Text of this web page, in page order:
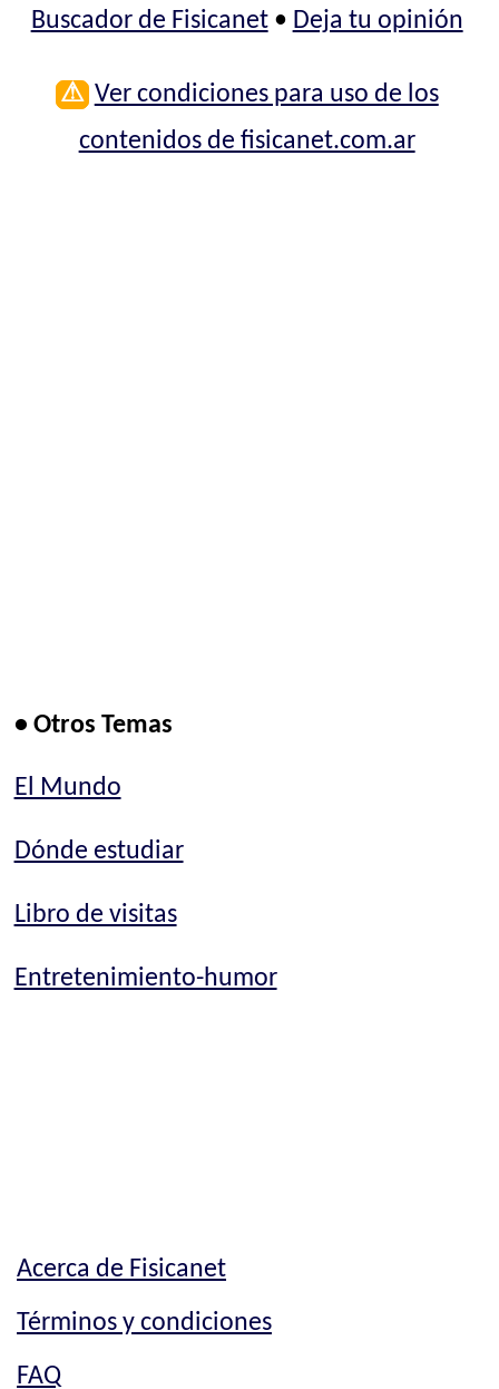
Buscador de Fisicanet• Deja tu opinión
⚠ Ver condiciones para uso de los
contenidos de fisicanet.com.ar
• Otros Temas
El Mundo
Dónde estudiar
Libro de visitas
Entretenimiento-humor
Acerca de Fisicanet
Términos y condiciones
FAQ